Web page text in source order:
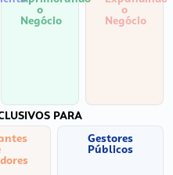
o
Negócio
o
Negócio
PARA
Gestores
Públicos